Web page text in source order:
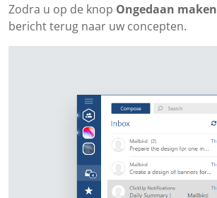
Zodra u op de knop Ongedaan maken
bericht terug naar uw concepten.